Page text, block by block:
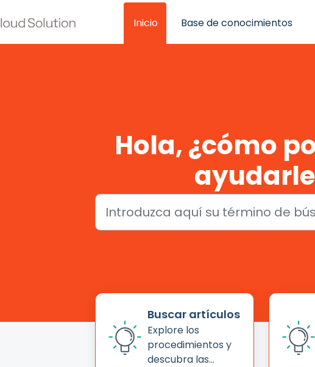
Inicio
Base de conocimientos
Hola, ¿cómo
Buscar artículos
Explore los
procedimientos y
descubra las